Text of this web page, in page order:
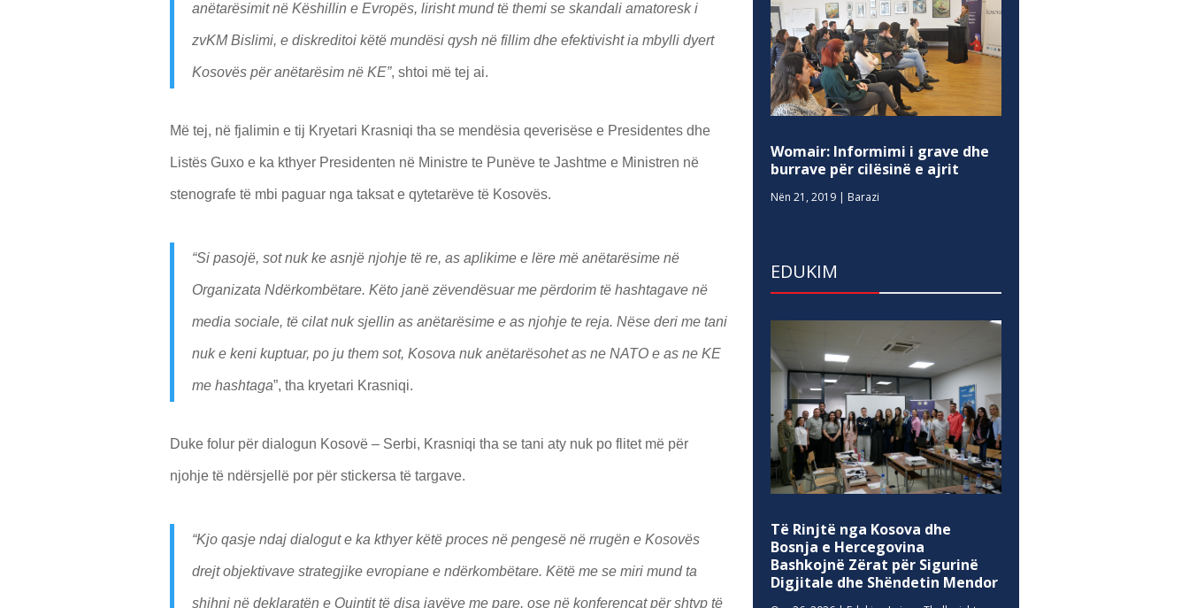
anëtarësimit në Këshillin e Evropës, lirisht mund të themi se skandali amatoresk i
zvKM Bislimi, e diskreditoi këtë mundësi qysh në fillim dhe efektivisht ia mbylli dyert
Kosovës për anëtarësim në KE”, shtoi më tej ai.
Më tej, në fjalimin e tij Kryetari Krasniqi tha se mendësia qeverisëse e Presidentes dhe
Listës Guxo e ka kthyer Presidenten në Ministre te Punëve te Jashtme e Ministren në
stenografe të mbi paguar nga taksat e qytetarëve të Kosovës.
“Si pasojë, sot nuk ke asnjë njohje të re, as aplikime e lëre më anëtarësime në
Organizata Ndërkombëtare. Këto janë zëvendësuar me përdorim të hashtagave në
media sociale, të cilat nuk sjellin as anëtarësime e as njohje te reja. Nëse deri me tani
nuk e keni kuptuar, po ju them sot, Kosova nuk anëtarësohet as ne NATO e as ne KE
me hashtaga”, tha kryetari Krasniqi.
Duke folur për dialogun Kosovë – Serbi, Krasniqi tha se tani aty nuk po flitet më për
njohje të ndërsjellë por për stickersa të targave.
“Kjo qasje ndaj dialogut e ka kthyer këtë proces në pengesë në rrugën e Kosovës
drejt objektivave strategjike evropiane e ndërkombëtare. Këtë me se miri mund ta
shihni në deklaratën e Quintit të disa javëve me pare, ose në konferencat për shtyp të
Womair: Informimi i grave dhe
burrave për cilësinë e ajrit
Nën 21, 2019 | Barazi
EDUKIM
Të Rinjtë nga Kosova dhe
Bosnja e Hercegovina
Bashkojnë Zërat për Sigurinë
Digjitale dhe Shëndetin Mendor